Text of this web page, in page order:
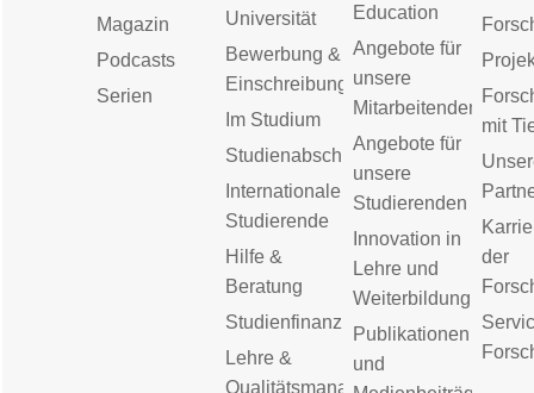
Magazin
Podcasts
Serien
Universität
Bewerbung &
Einschreibung
Im Studium
Studienabschluss
Internationale
Studierende
Hilfe &
Beratung
Studienfinanzierung
Lehre &
Qualitätsmanagement
Education
Angebote für
unsere
Mitarbeitenden
Angebote für
unsere
Studierenden
Innovation in
Lehre und
Weiterbildung
Publikationen
und
mit
der